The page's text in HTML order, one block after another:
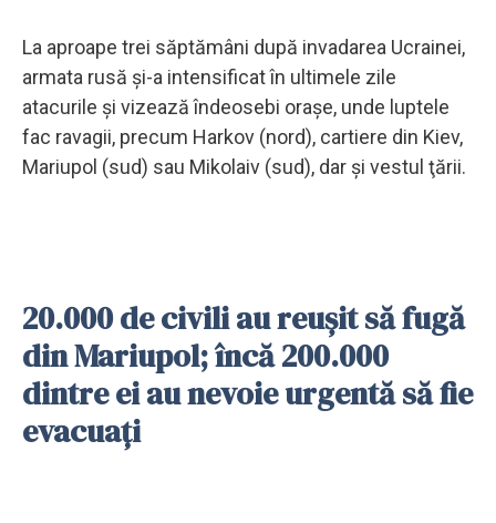
La aproape trei săptămâni după invadarea Ucrainei,
armata rusă şi-a intensificat în ultimele zile
atacurile şi vizează îndeosebi oraşe, unde luptele
fac ravagii, precum Harkov (nord), cartiere din Kiev,
Mariupol (sud) sau Mikolaiv (sud), dar şi vestul ţării.
20.000 de civili au reuşit să fugă
din Mariupol; încă 200.000
dintre ei au nevoie urgentă să fie
evacuaţi